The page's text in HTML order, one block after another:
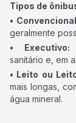
Tipos de
•
geralmente
• Executivo:
sanitário e, em
• Leito ou
mais longas,
água mineral.